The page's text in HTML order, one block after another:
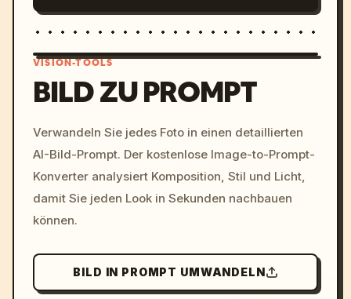
c, cyberpunk sunset, neon
colors, 8k --v 6.0
VISION-TOOLS
BILD ZU PROMPT
Verwandeln Sie jedes Foto in einen detaillierten
AI-Bild-Prompt. Der kostenlose Image-to-Prompt-
Konverter analysiert Komposition, Stil und Licht,
damit Sie jeden Look in Sekunden nachbauen
können.
BILD IN PROMPT UMWANDELN